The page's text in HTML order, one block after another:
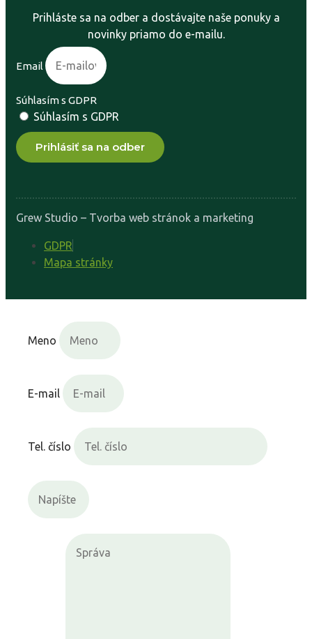
Prihláste sa na odber a dostávajte naše ponuky a
novinky priamo do e-mailu.
Email
Súhlasím s GDPR
Súhlasím s GDPR
Prihlásiť sa na odber
Grew Studio – Tvorba web stránok a marketing
GDPR
Mapa stránky
Meno
E-mail
Tel. číslo